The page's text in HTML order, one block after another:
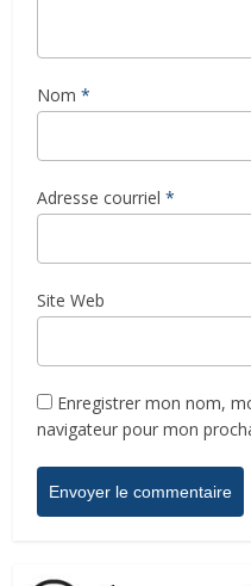
Nom *
Adresse courriel *
Site Web
Enregistrer mon nom,
navigateur pour mon